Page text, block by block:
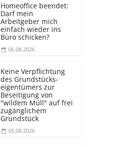
Homeoffice beendet:
Darf mein
Arbeitgeber mich
einfach wieder ins
Büro schicken?
06.08.2026
Keine Verpflichtung
des Grundstücks­
eigentümers zur
Beseitigung von
"wildem Müll" auf frei
zugänglichem
Grundstück
05.08.2026